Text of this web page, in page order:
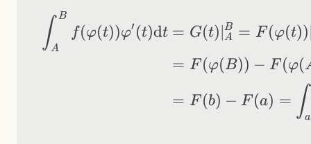
∫A
B
f (φ(t))φ′ (t)dt = G(t)∣A
B = F (φ(t))
= F (φ(B)) − F (φ(
= F (b) − F (a) = ∫a